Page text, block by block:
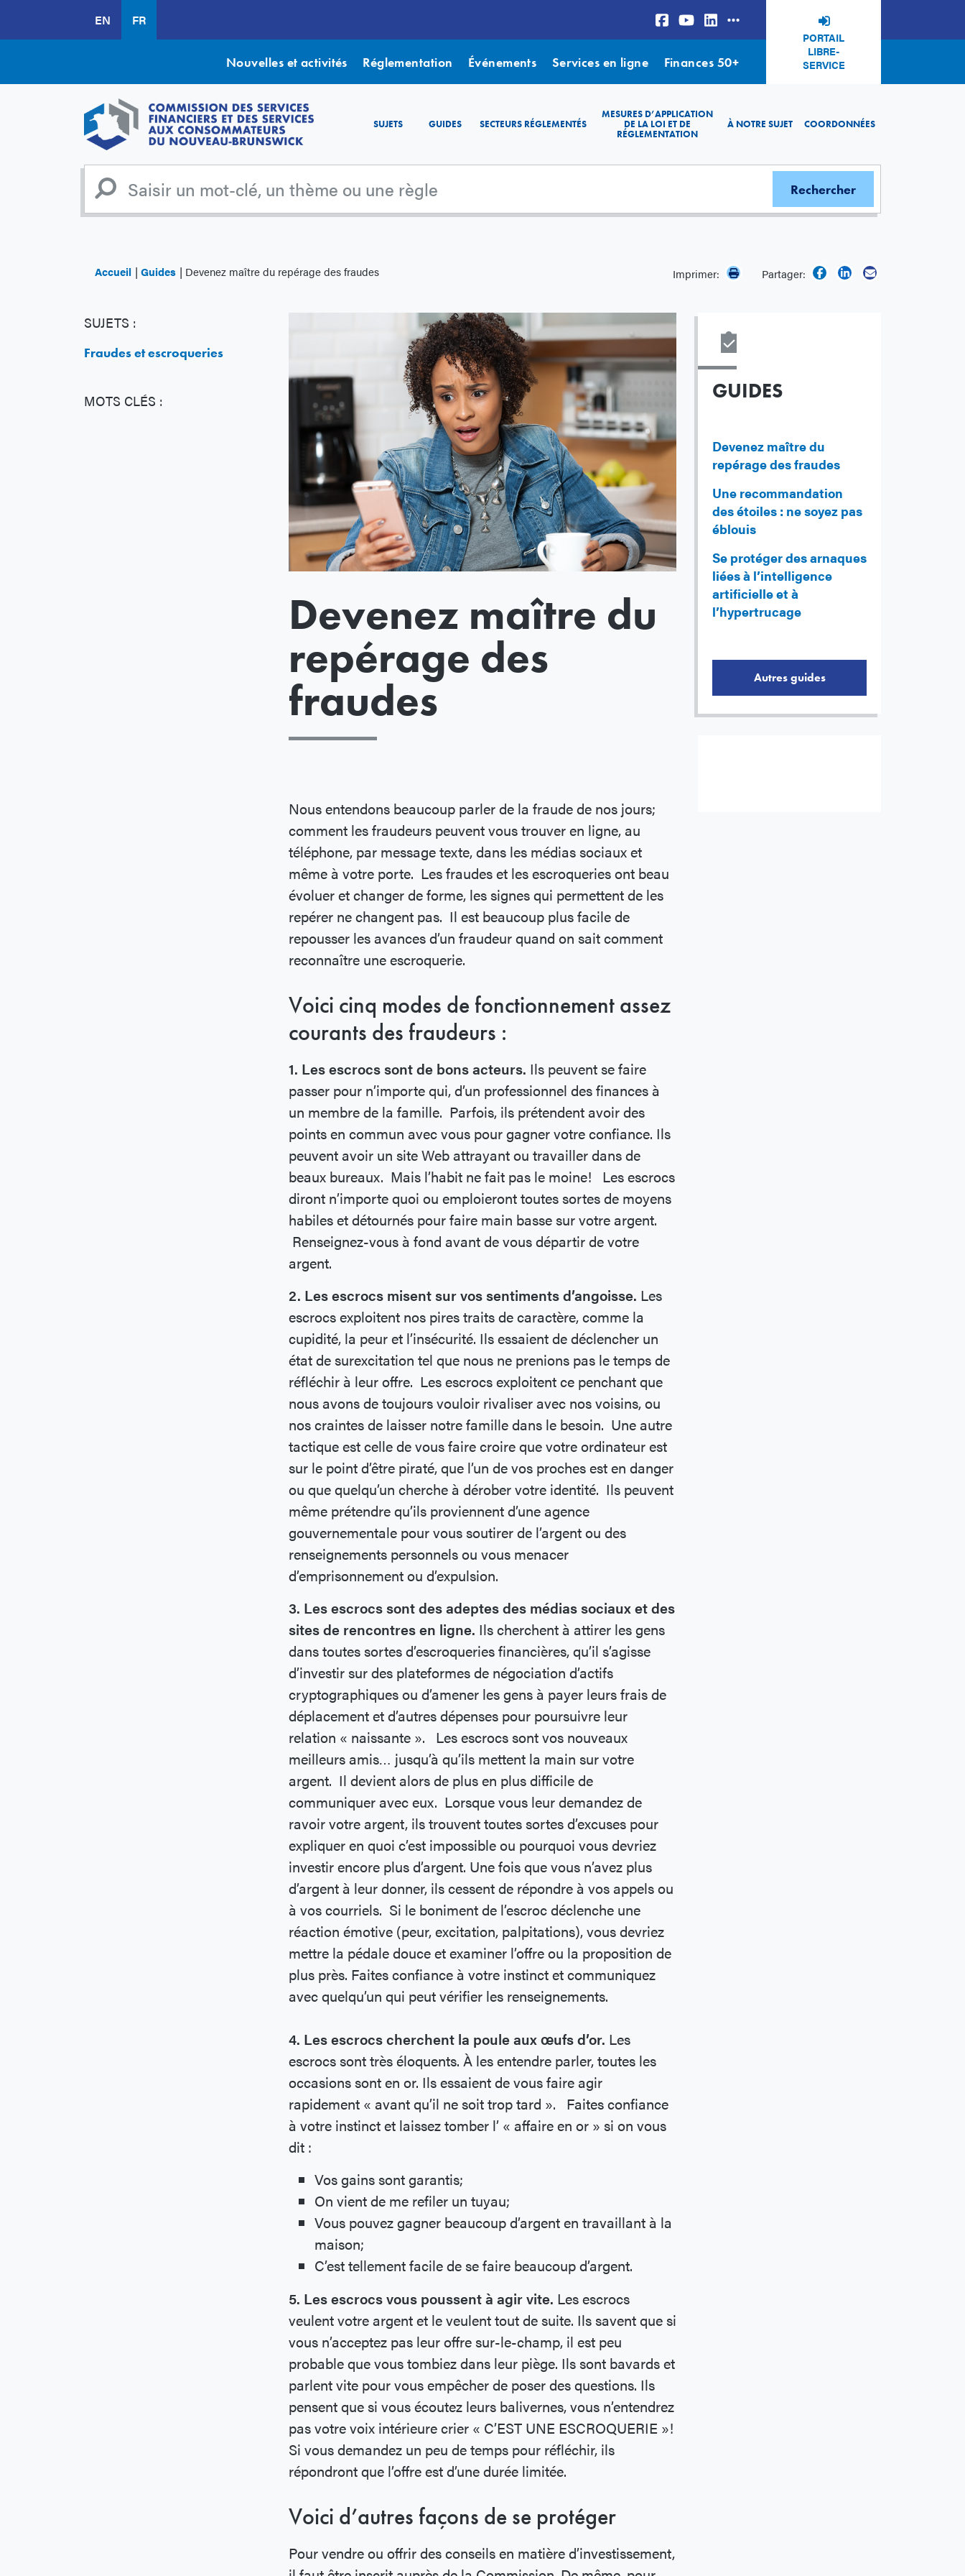
contenu
EN FR
PORTAIL
LIBRE-
SERVICE
Nouvelles et activités Réglementation Événements Services en ligne Finances 50+
SUJETS GUIDES SECTEURS RÉGLEMENTÉS
MESURES D’APPLICATION
DE LA LOI ET DE
RÉGLEMENTATION
À NOTRE SUJET COORDONNÉES
Accueil Guides Devenez maître du repérage des fraudes Imprimer: Partager:
SUJETS :
Fraudes et escroqueries
MOTS CLÉS :
Devenez maître du
repérage des
fraudes
Nous entendons beaucoup parler de la fraude de nos jours;
comment les fraudeurs peuvent vous trouver en ligne, au
téléphone, par message texte, dans les médias sociaux et
même à votre porte. Les fraudes et les escroqueries ont beau
évoluer et changer de forme, les signes qui permettent de les
repérer ne changent pas. Il est beaucoup plus facile de
repousser les avances d’un fraudeur quand on sait comment
reconnaître une escroquerie.
Voici cinq modes de fonctionnement assez
courants des fraudeurs :
1. Les escrocs sont de bons acteurs. Ils peuvent se faire
passer pour n’importe qui, d’un professionnel des finances à
un membre de la famille. Parfois, ils prétendent avoir des
points en commun avec vous pour gagner votre confiance. Ils
peuvent avoir un site Web attrayant ou travailler dans de
beaux bureaux. Mais l’habit ne fait pas le moine! Les escrocs
diront n’importe quoi ou emploieront toutes sortes de moyens
habiles et détournés pour faire main basse sur votre argent.
Renseignez-vous à fond avant de vous départir de votre
argent.
2. Les escrocs misent sur vos sentiments d’angoisse. Les
escrocs exploitent nos pires traits de caractère, comme la
cupidité, la peur et l’insécurité. Ils essaient de déclencher un
état de surexcitation tel que nous ne prenions pas le temps de
réfléchir à leur offre. Les escrocs exploitent ce penchant que
nous avons de toujours vouloir rivaliser avec nos voisins, ou
nos craintes de laisser notre famille dans le besoin. Une autre
tactique est celle de vous faire croire que votre ordinateur est
sur le point d’être piraté, que l’un de vos proches est en danger
ou que quelqu’un cherche à dérober votre identité. Ils peuvent
même prétendre qu’ils proviennent d’une agence
gouvernementale pour vous soutirer de l’argent ou des
renseignements personnels ou vous menacer
d’emprisonnement ou d’expulsion.
3. Les escrocs sont des adeptes des médias sociaux et des
sites de rencontres en ligne. Ils cherchent à attirer les gens
dans toutes sortes d’escroqueries financières, qu’il s’agisse
d’investir sur des plateformes de négociation d’actifs
cryptographiques ou d’amener les gens à payer leurs frais de
déplacement et d’autres dépenses pour poursuivre leur
relation « naissante ». Les escrocs sont vos nouveaux
meilleurs amis… jusqu’à qu’ils mettent la main sur votre
argent. Il devient alors de plus en plus difficile de
communiquer avec eux. Lorsque vous leur demandez de
ravoir votre argent, ils trouvent toutes sortes d’excuses pour
expliquer en quoi c’est impossible ou pourquoi vous devriez
investir encore plus d’argent. Une fois que vous n’avez plus
d’argent à leur donner, ils cessent de répondre à vos appels ou
à vos courriels. Si le boniment de l’escroc déclenche une
réaction émotive (peur, excitation, palpitations), vous devriez
mettre la pédale douce et examiner l’offre ou la proposition de
plus près. Faites confiance à votre instinct et communiquez
avec quelqu’un qui peut vérifier les renseignements.
4. Les escrocs cherchent la poule aux œufs d’or. Les
escrocs sont très éloquents. À les entendre parler, toutes les
occasions sont en or. Ils essaient de vous faire agir
rapidement « avant qu’il ne soit trop tard ». Faites confiance
à votre instinct et laissez tomber l’ « affaire en or » si on vous
dit :
Vos gains sont garantis;
On vient de me refiler un tuyau;
Vous pouvez gagner beaucoup d’argent en travaillant à la
maison;
C’est tellement facile de se faire beaucoup d’argent.
5. Les escrocs vous poussent à agir vite. Les escrocs
veulent votre argent et le veulent tout de suite. Ils savent que si
vous n’acceptez pas leur offre sur-le-champ, il est peu
probable que vous tombiez dans leur piège. Ils sont bavards et
parlent vite pour vous empêcher de poser des questions. Ils
pensent que si vous écoutez leurs balivernes, vous n’entendrez
pas votre voix intérieure crier « C’EST UNE ESCROQUERIE »!
Si vous demandez un peu de temps pour réfléchir, ils
répondront que l’offre est d’une durée limitée.
Voici d’autres façons de se protéger
Pour vendre ou offrir des conseils en matière d’investissement,
GUIDES
Devenez maître du
repérage des fraudes
Une recommandation
des étoiles : ne soyez pas
éblouis
Se protéger des arnaques
liées à l’intelligence
artificielle et à
l’hypertrucage
Autres guides